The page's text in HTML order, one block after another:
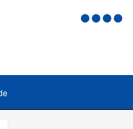
Menu